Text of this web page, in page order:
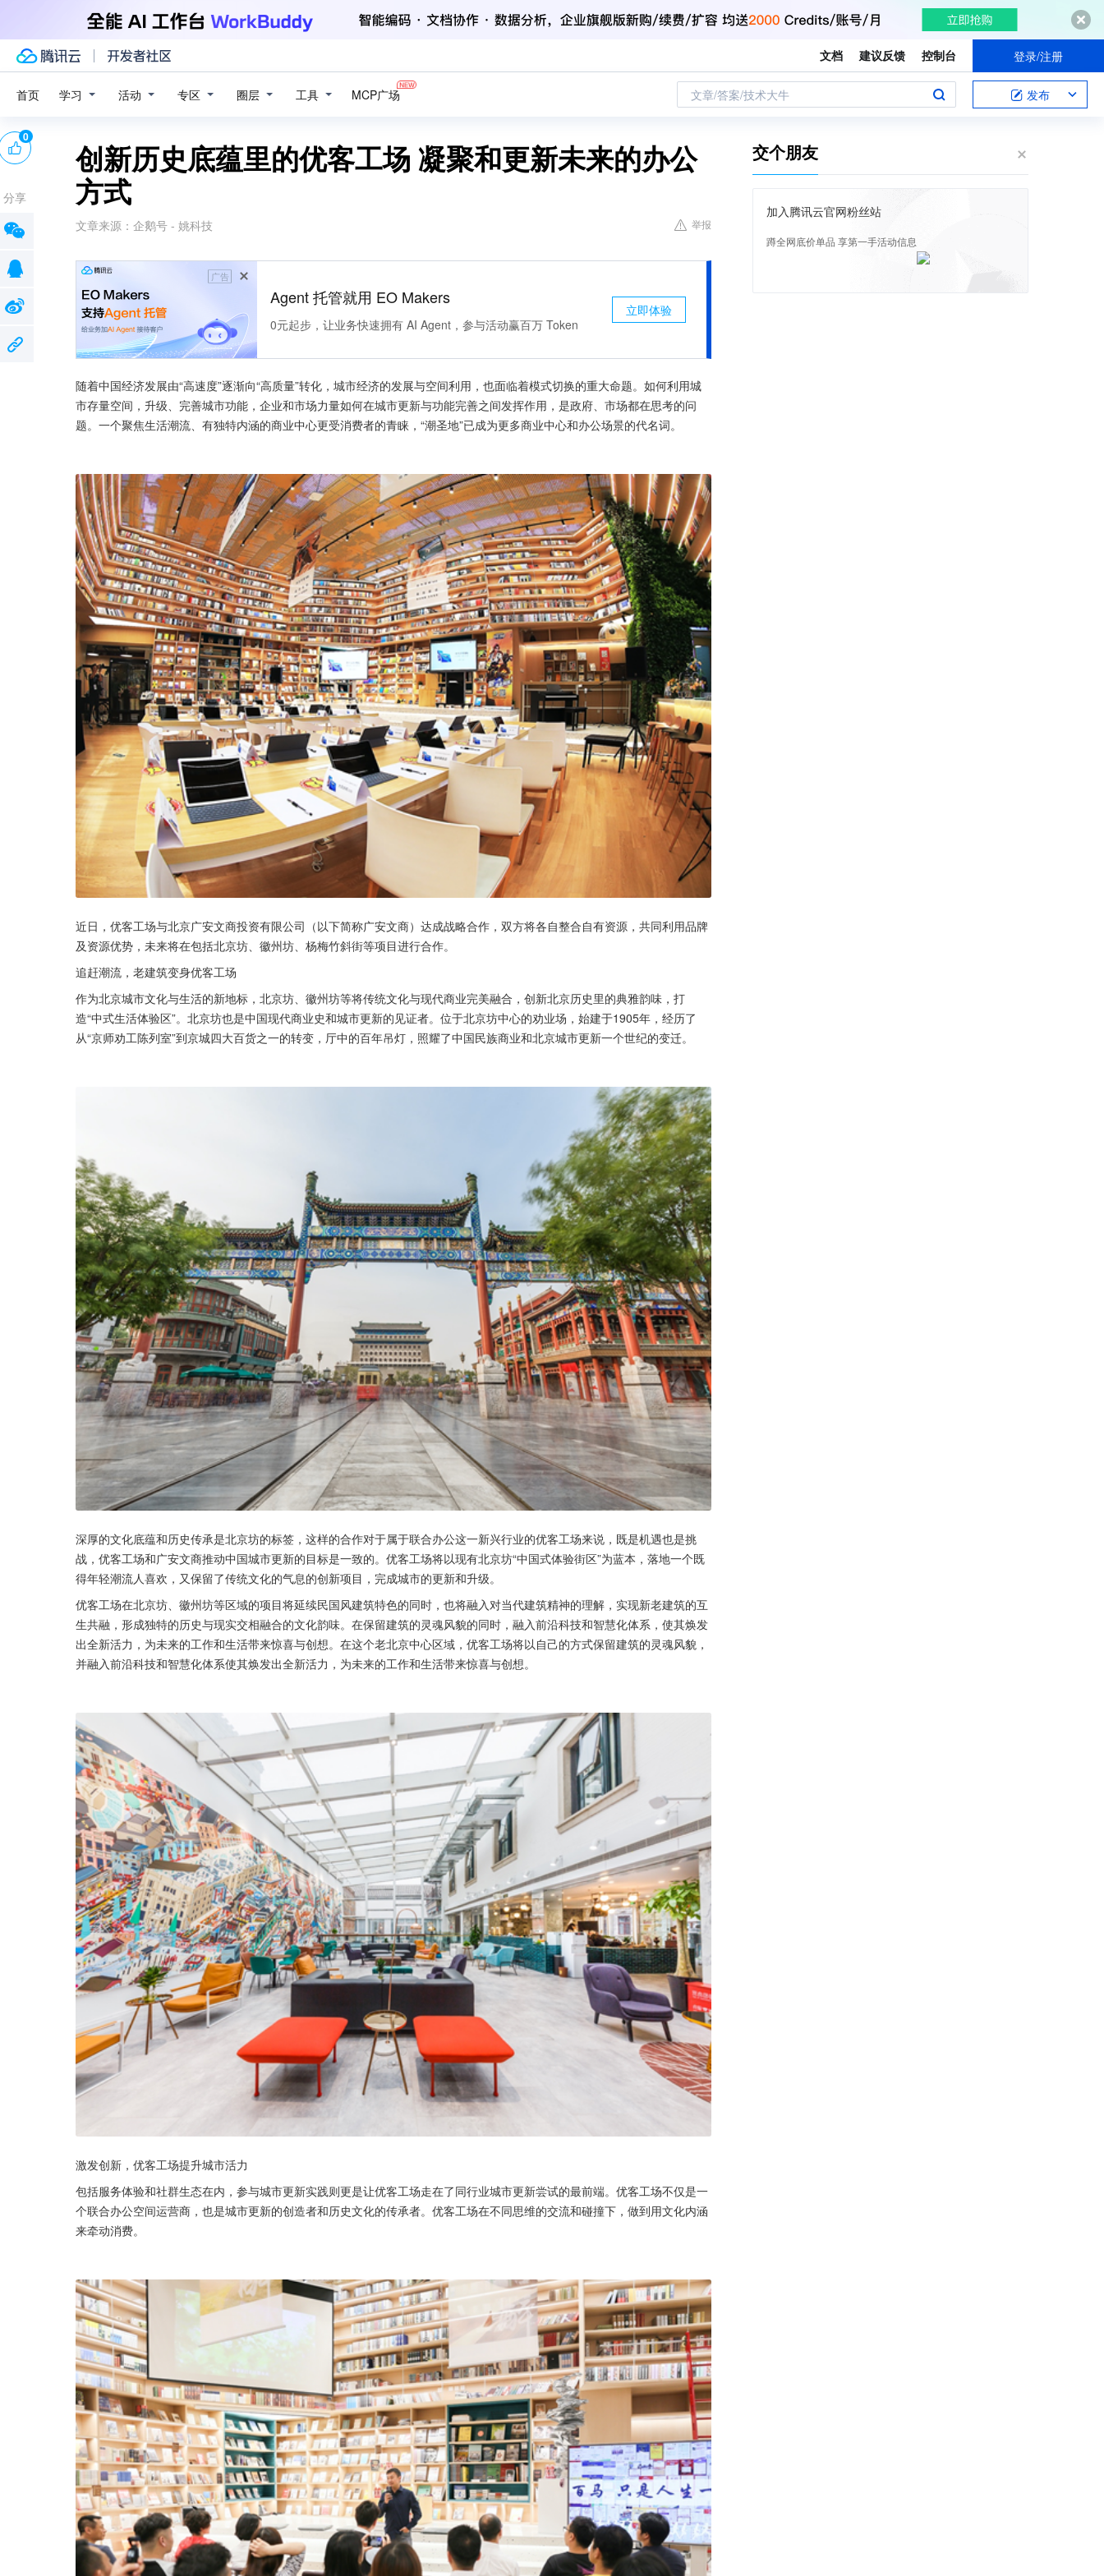
文档 建议反馈 控制台 登录/注册
首页 学习 活动 专区 圈层 工具 MCP广场 文章/答案/技术大牛 发布
创新历史底蕴里的优客工场 凝聚和更新未来的办公
方式
文章来源： 企鹅号 - 姚科技 举报
广告
Agent 托管就用 EO Makers
0元起步，让业务快速拥有 AI Agent，参与活动赢百万 Token
立即体验
随着中国经济发展由“高速度”逐渐向“高质量”转化，城市经济的发展与空间利用，也面临着模式切换的重大命题。如何利用城
市存量空间，升级、完善城市功能，企业和市场力量如何在城市更新与功能完善之间发挥作用，是政府、市场都在思考的问
题。一个聚焦生活潮流、有独特内涵的商业中心更受消费者的青睐，“潮圣地”已成为更多商业中心和办公场景的代名词。
近日，优客工场与北京广安文商投资有限公司（以下简称广安文商）达成战略合作，双方将各自整合自有资源，共同利用品牌
及资源优势，未来将在包括北京坊、徽州坊、杨梅竹斜街等项目进行合作。
追赶潮流，老建筑变身优客工场
作为北京城市文化与生活的新地标，北京坊、徽州坊等将传统文化与现代商业完美融合，创新北京历史里的典雅韵味，打
造“中式生活体验区”。北京坊也是中国现代商业史和城市更新的见证者。位于北京坊中心的劝业场，始建于1905年，经历了
从“京师劝工陈列室”到京城四大百货之一的转变，厅中的百年吊灯，照耀了中国民族商业和北京城市更新一个世纪的变迁。
深厚的文化底蕴和历史传承是北京坊的标签，这样的合作对于属于联合办公这一新兴行业的优客工场来说，既是机遇也是挑
战，优客工场和广安文商推动中国城市更新的目标是一致的。优客工场将以现有北京坊“中国式体验街区”为蓝本，落地一个既
得年轻潮流人喜欢，又保留了传统文化的气息的创新项目，完成城市的更新和升级。
优客工场在北京坊、徽州坊等区域的项目将延续民国风建筑特色的同时，也将融入对当代建筑精神的理解，实现新老建筑的互
生共融，形成独特的历史与现实交相融合的文化韵味。在保留建筑的灵魂风貌的同时，融入前沿科技和智慧化体系，使其焕发
出全新活力，为未来的工作和生活带来惊喜与创想。在这个老北京中心区域，优客工场将以自己的方式保留建筑的灵魂风貌，
并融入前沿科技和智慧化体系使其焕发出全新活力，为未来的工作和生活带来惊喜与创想。
激发创新，优客工场提升城市活力
包括服务体验和社群生态在内，参与城市更新实践则更是让优客工场走在了同行业城市更新尝试的最前端。优客工场不仅是一
个联合办公空间运营商，也是城市更新的创造者和历史文化的传承者。优客工场在不同思维的交流和碰撞下，做到用文化内涵
来牵动消费。
0
分享
交个朋友
加入腾讯云官网粉丝站
蹲全网底价单品 享第一手活动信息